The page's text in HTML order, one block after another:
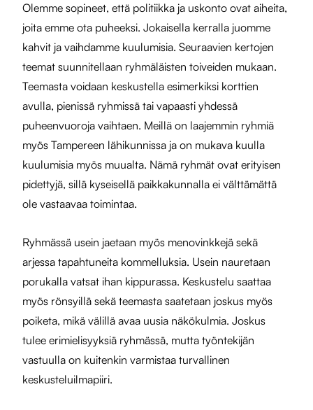
Olemme sopineet, että politiikka ja uskonto ovat aiheita,
joita emme ota puheeksi. Jokaisella kerralla juomme
kahvit ja vaihdamme kuulumisia. Seuraavien kertojen
teemat suunnitellaan ryhmäläisten toiveiden mukaan.
Teemasta voidaan keskustella esimerkiksi korttien
avulla, pienissä ryhmissä tai vapaasti yhdessä
puheenvuoroja vaihtaen. Meillä on laajemmin ryhmiä
myös Tampereen lähikunnissa ja on mukava kuulla
kuulumisia myös muualta. Nämä ryhmät ovat erityisen
pidettyjä, sillä kyseisellä paikkakunnalla ei välttämättä
ole vastaavaa toimintaa.
Ryhmässä usein jaetaan myös menovinkkejä sekä
arjessa tapahtuneita kommelluksia. Usein nauretaan
porukalla vatsat ihan kippurassa. Keskustelu saattaa
myös rönsyillä sekä teemasta saatetaan joskus myös
poiketa, mikä välillä avaa uusia näkökulmia. Joskus
tulee erimielisyyksiä ryhmässä, mutta työntekijän
vastuulla on kuitenkin varmistaa turvallinen
keskusteluilmapiiri.